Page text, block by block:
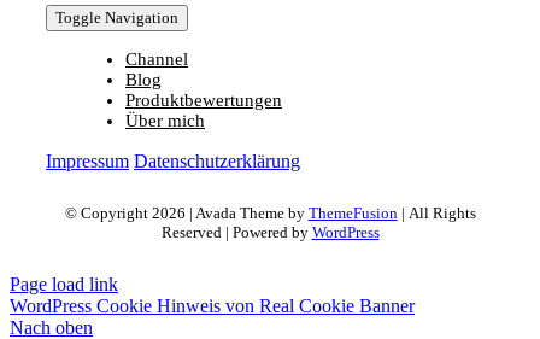
Toggle Navigation
Channel
Blog
Produktbewertungen
Über mich
Impressum Datenschutzerklärung
© Copyright 2026 | Avada Theme by ThemeFusion | All Rights
Reserved | Powered by WordPress
Page load link
WordPress Cookie Hinweis von Real Cookie Banner
Nach oben